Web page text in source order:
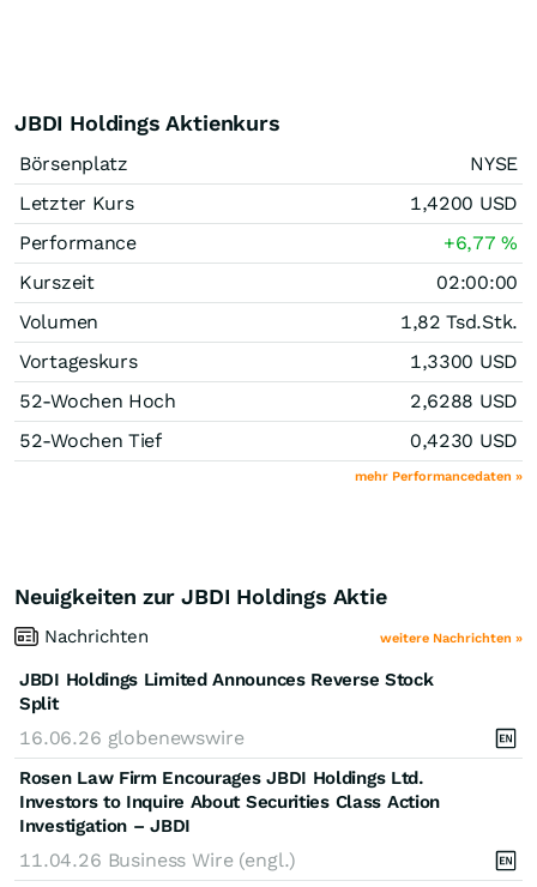
JBDI Holdings Aktienkurs
Börsenplatz
NYSE
Letzter Kurs
1,4200 USD
Performance
+6,77%
Kurszeit
02:00:00
Volumen
1,82 Tsd.Stk.
Vortageskurs
1,3300 USD
52-Wochen Hoch
2,6288 USD
52-Wochen Tief
0,4230 USD
mehr Performancedaten »
Neuigkeiten zur JBDI Holdings Aktie
Nachrichten weitere Nachrichten »
JBDI Holdings Limited Announces Reverse Stock
Split
16.06.26 globenewswire
Rosen Law Firm Encourages JBDI Holdings Ltd.
Investors to Inquire About Securities Class Action
Investigation – JBDI
11.04.26 Business Wire (engl.)